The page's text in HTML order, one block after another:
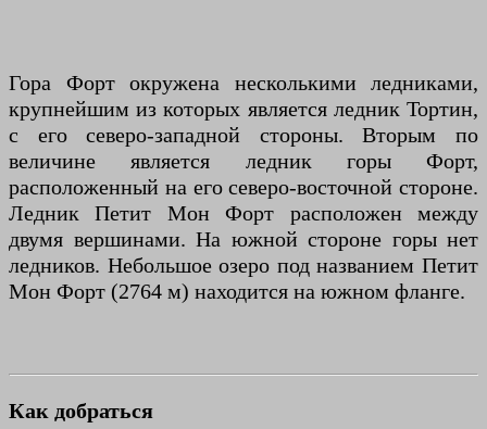
Гора Форт окружена несколькими ледниками,
крупнейшим из которых является ледник Тортин,
с его северо-западной стороны. Вторым по
величине является ледник горы Форт,
расположенный на его северо-восточной стороне.
Ледник Петит Мон Форт расположен между
двумя вершинами. На южной стороне горы нет
ледников. Небольшое озеро под названием Петит
Мон Форт (2764 м) находится на южном фланге.
Как добраться